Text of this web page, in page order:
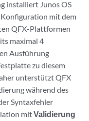
installiert Junos OS
mit dem
QFX-Plattformen
maximal 4
Ausführung
zu diesem
unterstützt QFX
während des
Syntaxfehler
mitValidierung